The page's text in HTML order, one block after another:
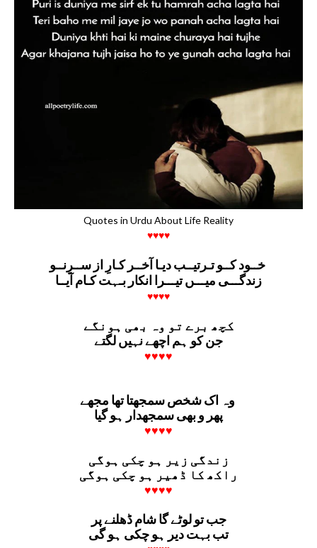
Quotes in Urdu About Life Reality
♥♥♥♥
زندگـــی میـــں تیـــرا انکار بـہت کـام آیــا
♥♥♥♥
کچھ برے تو وہ بھی ہونگے
جن کو ہم اچھے نہیں لگتے
♥♥♥♥
پھر و بھی سمجهدار ہو گیا
♥♥♥♥
زندگی زیر ہو چکی ہوگی
راکھ کا ڈھیر ہو چکی ہوگی
♥♥♥♥
جب تو لوٹے گا شام ڈھلنے پر
تب بہت دیر ہو چکی ہو گی